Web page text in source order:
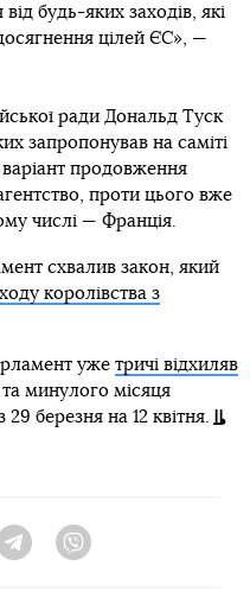
будь-яких заходів, які
цілей ЄС», —
ради Дональд Туск
запропонував на саміті
варіант продовження
проти цього вже
числі — Франція.
схвалив закон, який
королівства з
уже тричі відхиляв
минулого місяця
березня на 12 квітня.
Telegram